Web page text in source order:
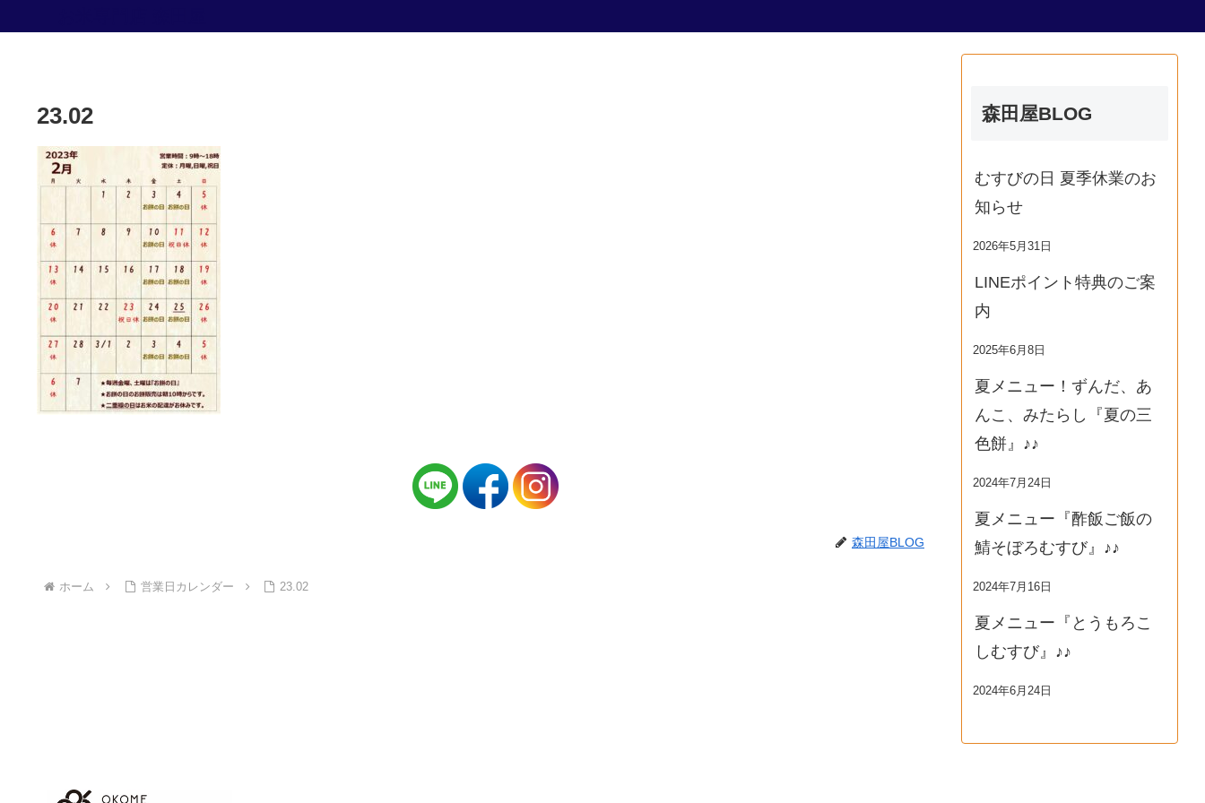
23.02
森田屋BLOG
ホーム 営業日カレンダー 23.02
森田屋BLOG
むすびの日 夏季休業のお
知らせ
2026年5月31日
LINEポイント特典のご案
内
2025年6月8日
夏メニュー！ずんだ、あ
んこ、みたらし『夏の三
色餅』♪♪
2024年7月24日
夏メニュー『酢飯ご飯の
鯖そぼろむすび』♪♪
2024年7月16日
夏メニュー『とうもろこ
しむすび』♪♪
2024年6月24日